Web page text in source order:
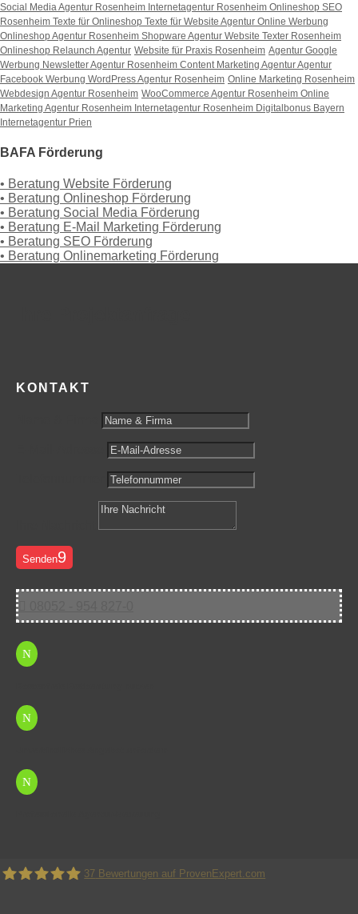
Social Media Agentur Rosenheim Internetagentur Rosenheim Onlineshop SEO
Rosenheim Texte für Onlineshop Texte für Website Agentur Online Werbung
Onlineshop Agentur Rosenheim Shopware Agentur Website Texter Rosenheim
Onlineshop Relaunch Agentur Website für Praxis Rosenheim Agentur Google
Werbung Newsletter Agentur Rosenheim Content Marketing AgenturAgentur
Facebook Werbung WordPress Agentur Rosenheim Online Marketing Rosenheim
Webdesign Agentur Rosenheim WooCommerce Agentur Rosenheim Online
Marketing Agentur Rosenheim Internetagentur Rosenheim Digitalbonus Bayern
Internetagentur Prien
BAFA Förderung
• Beratung Website Förderung
• Beratung Onlineshop Förderung
• Beratung Social Media Förderung
• Beratung E-Mail Marketing Förderung
• Beratung SEO Förderung
• Beratung Onlinemarketing Förderung
KONTAKT
Senden
N
N
N
37 Bewertungen auf ProvenExpert.com